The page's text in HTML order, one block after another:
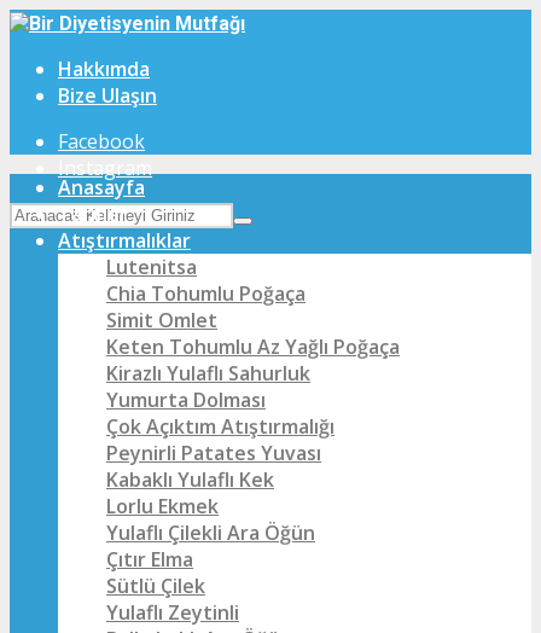
Hakkımda
Bize Ulaşın
Facebook
Instagram
Anasayfa
Tarifler
Atıştırmalıklar
Lutenitsa
Chia Tohumlu Poğaça
Simit Omlet
Keten Tohumlu Az Yağlı Poğaça
Kirazlı Yulaflı Sahurluk
Yumurta Dolması
Çok Açıktım Atıştırmalığı
Peynirli Patates Yuvası
Kabaklı Yulaflı Kek
Lorlu Ekmek
Yulaflı Çilekli Ara Öğün
Çıtır Elma
Sütlü Çilek
Yulaflı Zeytinli